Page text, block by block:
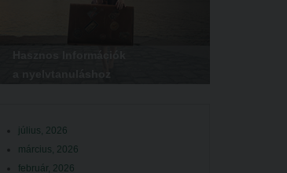
július, 2026
március, 2026
február, 2026